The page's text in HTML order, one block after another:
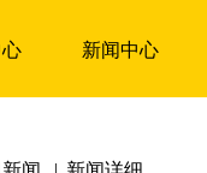
新闻中心